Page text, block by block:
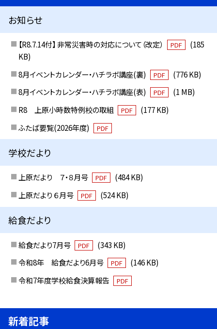
お知らせ
【R8.7.14付】 非常災害時の対応について（改定） PDF
(185
KB)
8月イベントカレンダー・ハチラボ講座(裏)
PDF
(776 KB)
8月イベントカレンダー・ハチラボ講座(表)
PDF
(1 MB)
R8 上原小時数特例校の取組
PDF
(177 KB)
ふたば要覧(2026年度)
PDF
学校だより
上原だより ７・８月号 PDF
(484 KB)
上原だより ６月号
PDF (524 KB)
給食だより
給食だより7月号 PDF
(343 KB)
令和8年 給食だより6月号
PDF
(146 KB)
令和7年度学校給食決算報告
PDF
新着記事